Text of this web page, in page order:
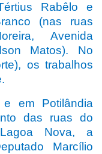
Rabêlo e
(nas ruas
Avenida
Matos). No
os trabalhos
em Potilândia
das ruas do
Nova, a
Marcílio